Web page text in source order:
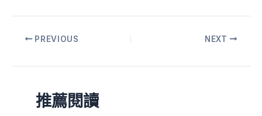
PREVIOUS NEXT
推薦閱讀